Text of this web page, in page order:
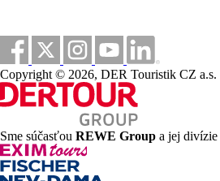
Copyright © 2026, DER Touristik CZ a.s.
Sme súčasťou REWE Group a jej divízie